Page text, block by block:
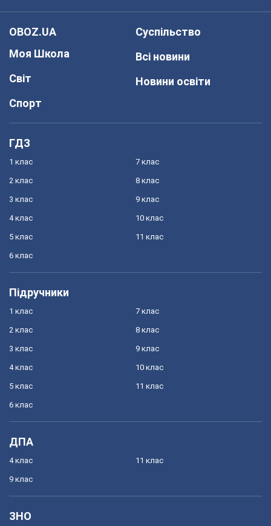
OBOZ.UA
Моя Школа
Світ
Спорт
Суспільство
Всі новини
Новини освіти
ГДЗ
1 клас
2 клас
3 клас
4 клас
5 клас
6 клас
7 клас
8 клас
9 клас
10 клас
11 клас
Підручники
1 клас
2 клас
3 клас
4 клас
5 клас
6 клас
7 клас
8 клас
9 клас
10 клас
11 клас
ДПА
4 клас
9 клас
11 клас
ЗНО